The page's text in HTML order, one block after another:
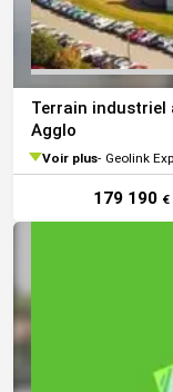
Terrain industriel
Agglo
Voir plus Geolink
179 190 €